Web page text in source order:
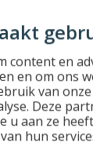
content en
en om ons
van
Deze
u aan ze
hun